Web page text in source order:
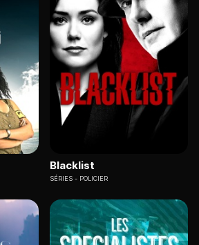
Blacklist
SÉRIES POLICIER